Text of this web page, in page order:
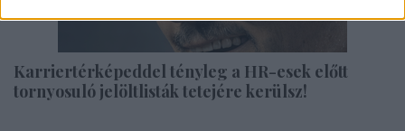
Karriertérképeddel tényleg a HR-esek előtt
tornyosuló jelöltlisták tetejére kerülsz!